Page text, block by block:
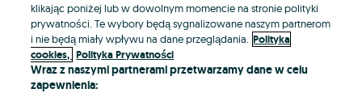
Kontynuuj przez konto Google
LUB
klikając poniżej lub w dowolnym momencie na stronie polityki
prywatności. Te wybory będą sygnalizowane naszym partnerom
i nie będą miały wpływu na dane przeglądania. Polityka
cookies, Polityka Prywatności
Wraz z naszymi partnerami przetwarzamy dane w celu
zapewnienia: